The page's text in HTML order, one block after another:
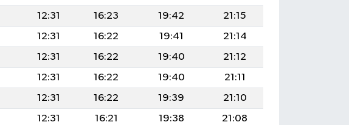
12:31 16:23 19:42
21:15
12:31 16:22 19:41
21:14
12:31 16:22 19:40
21:12
12:31 16:22 19:40
21:11
12:31 16:22 19:39
21:10
12:31 16:21 19:38
21:08